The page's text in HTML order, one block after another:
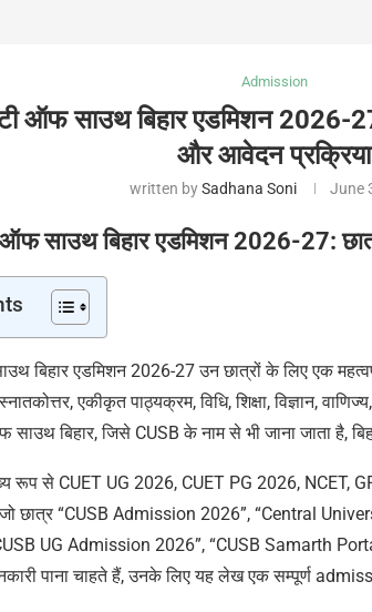
Admission
ऑफ साउथ बिहार एडमिशन 2026-
और आवेदन प्रक्रिया
written bySadhana Soni June
ऑफ साउथ बिहार एडमिशन 2026-27:
बिहार एडमिशन 2026-27 उन छात्रों के लिए एक
एकीकृत पाठ्यक्रम, विधि, शिक्षा, विज्ञान,
बिहार, जिसे CUSB के नाम से भी जाना जाता है,
रूप से CUET UG 2026, CUET PG 2026, NCET,
छात्र “CUSB Admission 2026”, “Central
UG Admission 2026”, “CUSB Samarth
पाना चाहते हैं, उनके लिए यह लेख एकसम्पूर्ण